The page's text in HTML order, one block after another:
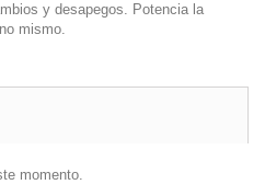
y desapegos. Potencia la
mismo.
momento.